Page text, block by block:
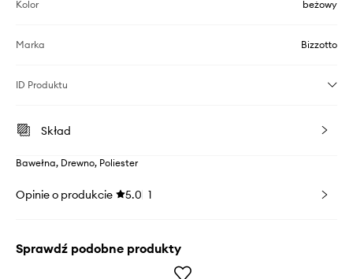
Kolor beżowy
Marka Bizzotto
ID Produktu
Skład
Bawełna, Drewno, Poliester
Opinie o produkcie 5.0 1
Sprawdź podobne produkty